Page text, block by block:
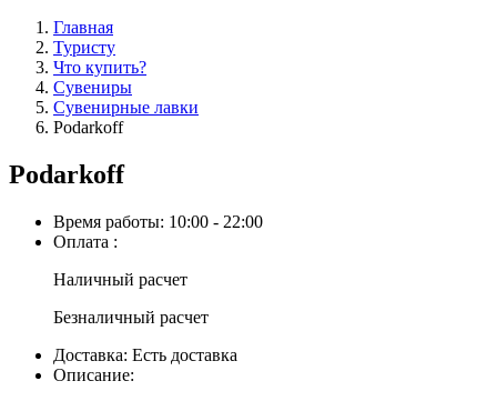
Главная
Туристу
Что купить?
Сувениры
Сувенирные лавки
Podarkoff
Podarkoff
Время работы: 10:00 - 22:00
Оплата :
Наличный расчет
Безналичный расчет
Доставка: Есть доставка
Описание: